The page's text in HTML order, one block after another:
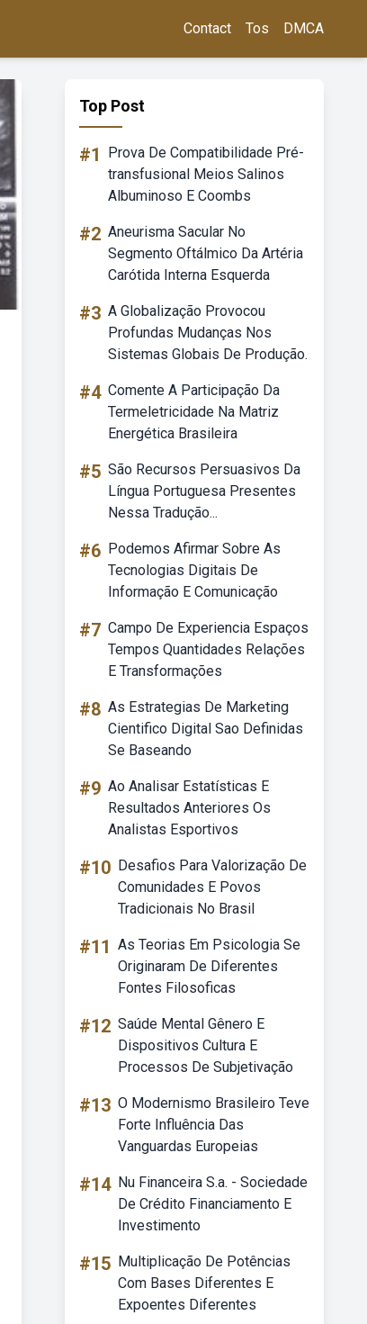
Contact Tos DMCA
Top Post
#1
Prova De Compatibilidade Pré-
transfusional Meios Salinos
Albuminoso E Coombs
#2 Aneurisma Sacular No
Segmento Oftálmico Da Artéria
Carótida Interna Esquerda
#3 A Globalização Provocou
Profundas Mudanças Nos
Sistemas Globais De Produção.
#4 Comente A Participação Da
Termeletricidade Na Matriz
Energética Brasileira
#5 São Recursos Persuasivos Da
Língua Portuguesa Presentes
Nessa Tradução...
#6 Podemos Afirmar Sobre As
Tecnologias Digitais De
Informação E Comunicação
#7 Campo De Experiencia Espaços
Tempos Quantidades Relações
E Transformações
#8 As Estrategias De Marketing
Cientifico Digital Sao Definidas
Se Baseando
#9 Ao Analisar Estatísticas E
Resultados Anteriores Os
Analistas Esportivos
#10 Desafios Para Valorização De
Comunidades E Povos
Tradicionais No Brasil
#11 As Teorias Em Psicologia Se
Originaram De Diferentes
Fontes Filosoficas
#12 Saúde Mental Gênero E
Dispositivos Cultura E
Processos De Subjetivação
#13 O Modernismo Brasileiro Teve
Forte Influência Das
Vanguardas Europeias
#14 Nu Financeira S.a. - Sociedade
De Crédito Financiamento E
Investimento
#15 Multiplicação De Potências
Com Bases Diferentes E
Expoentes Diferentes